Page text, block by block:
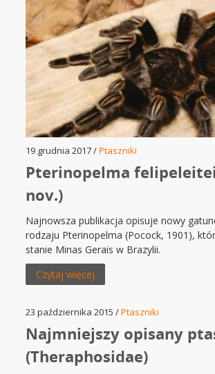
19 grudnia 2017 /Ptaszniki
Pterinopelma
nov.)
Najnowsza publikacja opisuje nowy
rodzaju Pterinopelma (Pocock, 1901),
stanie Minas Gerais w Brazylii.
Czytaj więcej
23 października 2015 /Ptaszniki
Najmniejszy opisany
(Theraphosidae)